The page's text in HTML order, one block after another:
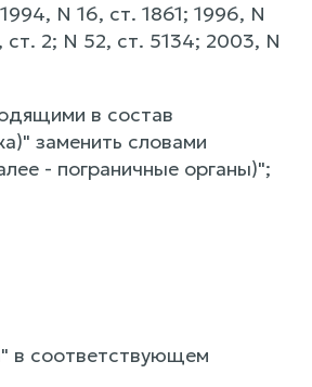
N 16, ст. 1861; 1996, N
2; N 52, ст. 5134; 2003, N
в состав
заменить словами
- пограничные органы)";
в соответствующем